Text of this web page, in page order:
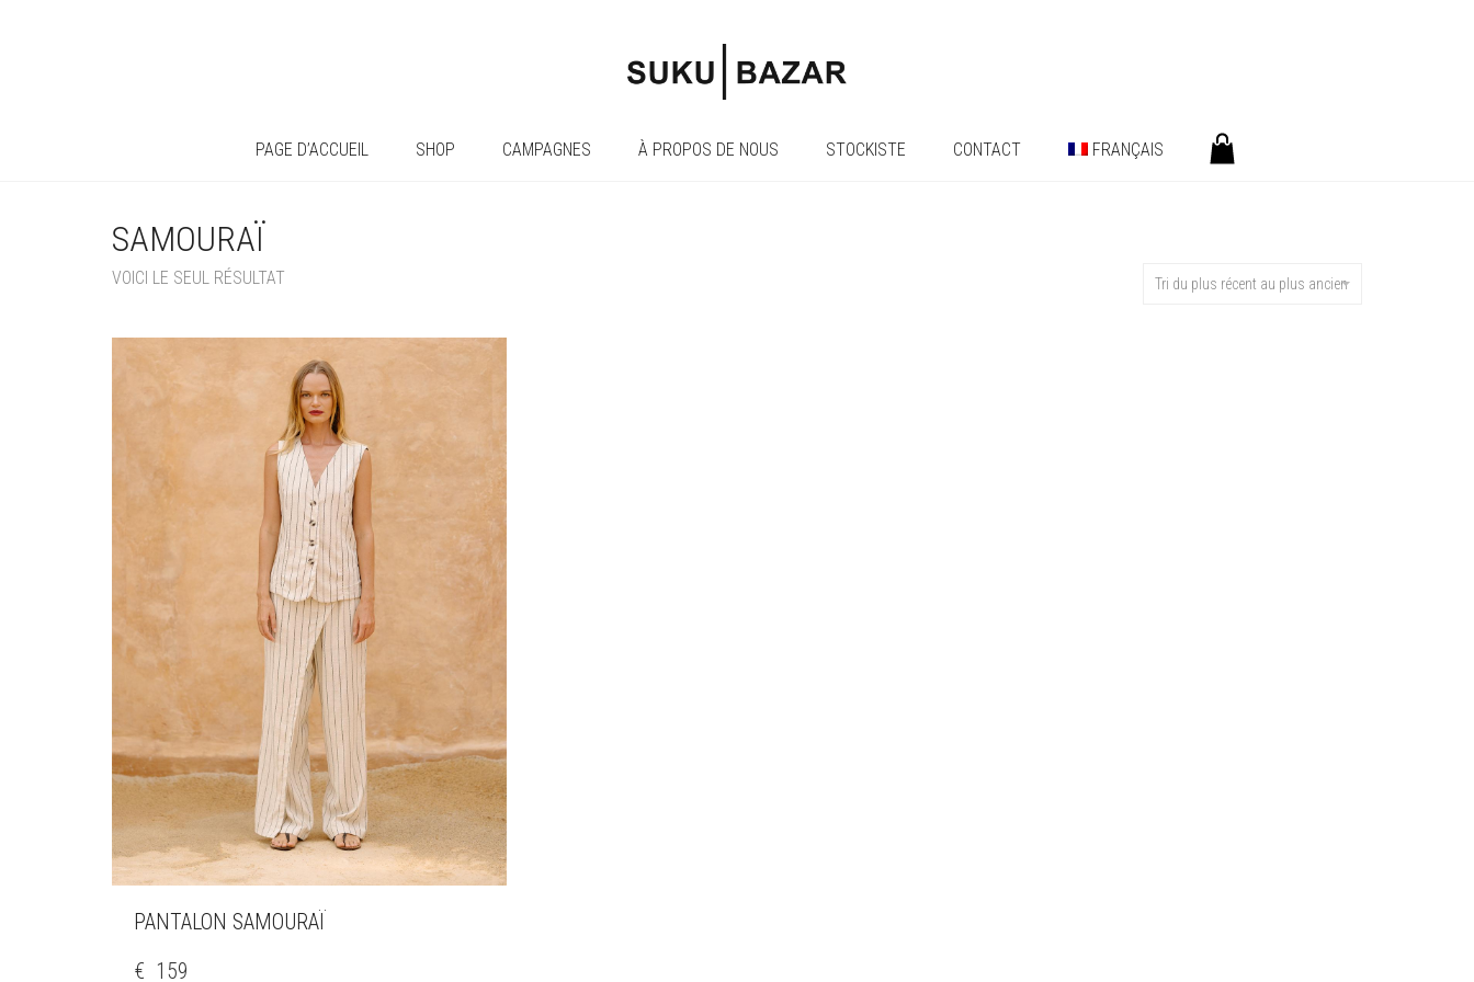
PAGE D’ACCUEIL SHOP CAMPAGNES À PROPOS DE NOUS STOCKISTE CONTACT FRANÇAIS
SAMOURAÏ
VOICI LE SEUL RÉSULTAT Tri du plus récent au plus ancien
PANTALON SAMOURAÏ
PRODUIT
€ 159